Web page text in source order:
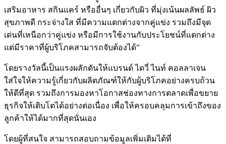
เสริมอาหาร สกินแคร์ หรืออื่นๆ เกี่ยวกับผิว ที่มุ่งเน้นผลลัพธ์ ผิว
สุขภาพดี กระจ่างใส ที่มีความแตกต่างจากคู่แข่ง รวมถึงมีจุด
เด่นที่เหนือกว่าคู่แข่ง หรือมีการใช้งานกับประโยชน์ที่แตกต่าง
แต่มีราคาที่ผู้บริโภคสามารถจับต้องได้”
โดยรางวัลนี้เป็นแรงผลักดันให้แบรนด์ ไดวี่ ไนท์ คอลลาเจน
ใส่ใจให้ความรู้เกี่ยวกับผลิตภัณฑ์ให้กับผู้บริโภคอย่างครบถ้วน
ให้ดีที่สุด รวมถึงการมองหาโอกาสช่องทางการตลาดเพื่อขยาย
ธุรกิจให้เติบโตได้อย่างต่อเนื่อง เพื่อให้ครอบคลุมการเข้าถึงของ
ลูกค้าให้ได้มากที่สุดนั่นเอง
โดยผู้ที่สนใจ สามารถสอบถามข้อมูลเพิ่มเติมได้ที่